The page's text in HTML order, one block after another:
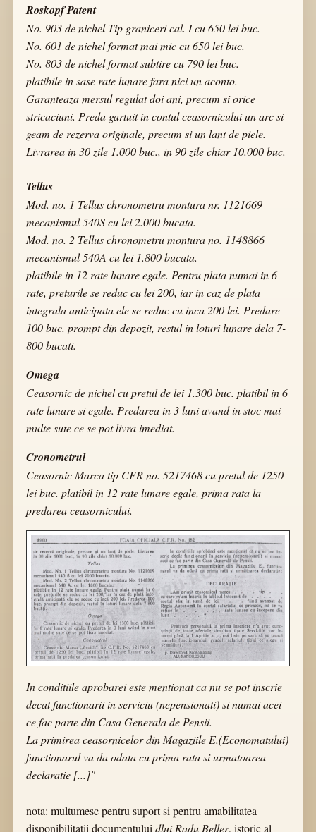
Roskopf Patent
No. 903 de nichel Tip graniceri cal. I cu 650 lei buc.
No. 601 de nichel format mai mic cu 650 lei buc.
No. 803 de nichel format subtire cu 790 lei buc.
platibile in sase rate lunare fara nici un aconto.
Garanteaza mersul regulat doi ani, precum si orice
stricaciuni. Preda gartuit in contul ceasornicului un arc si
geam de rezerva originale, precum si un lant de piele.
Livrarea in 30 zile 1.000 buc., in 90 zile chiar 10.000 buc.
Tellus
Mod. no. 1 Tellus chronometru montura nr. 1121669
mecanismul 540S cu lei 2.000 bucata.
Mod. no. 2 Tellus chronometru montura no. 1148866
mecanismul 540A cu lei 1.800 bucata.
platibile in 12 rate lunare egale. Pentru plata numai in 6
rate, preturile se reduc cu lei 200, iar in caz de plata
integrala anticipata ele se reduc cu inca 200 lei. Predare
100 buc. prompt din depozit, restul in loturi lunare dela 7-
800 bucati.
Omega
Ceasornic de nichel cu pretul de lei 1.300 buc. platibil in 6
rate lunare si egale. Predarea in 3 luni avand in stoc mai
multe sute ce se pot livra imediat.
Cronometrul
Ceasornic Marca tip CFR no. 5217468 cu pretul de 1250
lei buc. platibil in 12 rate lunare egale, prima rata la
predarea ceasornicului.
In conditiile aprobarei este mentionat ca nu se pot inscrie
decat functionarii in serviciu (nepensionati) si numai acei
ce fac parte din Casa Generala de Pensii.
La primirea ceasornicelor din Magaziile E.(Economatului)
functionarul va da odata cu prima rata si urmatoarea
declaratie [...]"
nota: multumesc pentru suport si pentru amabilitatea
disponibilitatii documentului dlui Radu Beller, istoric al